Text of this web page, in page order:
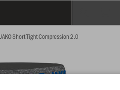
JAKO Short Tight Compression 2.0